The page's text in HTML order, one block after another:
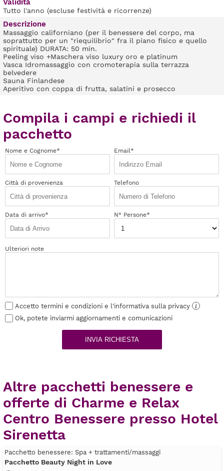
Validità
Tutto l'anno (escluse festività e ricorrenze)
Descrizione
Massaggio californiano (per il benessere del corpo, ma
soprattutto per un "riequilibrio" fra il piano fisico e quello
spirituale) DURATA: 50 min.
Peeling viso +Maschera viso luxury oro e platinum
Vasca Idromassaggio con cromoterapia sulla terrazza
belvedere
Sauna Finlandese
Aperitivo con coppa di frutta, salatini e prosecco
Compila i campi e richiedi il
pacchetto
Nome e Cognome* Email*
Città di provenienza Telefono
Data di arrivo* N° Persone*
Ulteriori note
Accetto termini e condizioni e l'informativa sulla privacy
i
Ok, potete inviarmi aggiornamenti e comunicazioni
INVIA RICHIESTA
Altre pacchetti benessere e
offerte di Charme e Relax
Centro Benessere presso Hotel
Sirenetta
Pacchetto benessere: Spa + trattamenti/massaggi
Pacchetto Beauty Night in Love